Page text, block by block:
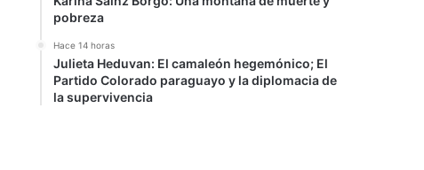
pobreza
Hace 14 horas
Julieta Heduvan: El camaleón hegemónico; El
Partido Colorado paraguayo y la diplomacia de
la supervivencia